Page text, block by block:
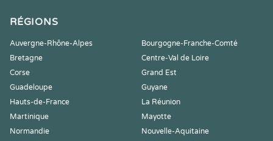
RÉGIONS
Auvergne-Rhône-Alpes
Bourgogne-Franche-Comté
Bretagne
Centre-Val de Loire
Corse
Grand Est
Guadeloupe
Guyane
Hauts-de-France
La Réunion
Martinique
Mayotte
Normandie
Nouvelle-Aquitaine